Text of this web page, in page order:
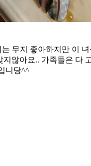
무지 좋아하지만 이
지않아요.. 가족들은 다
니당^^